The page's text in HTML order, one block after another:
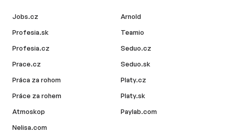
Jobs.cz
Profesia.sk
Profesia.cz
Prace.cz
Práca za rohom
Práce za rohem
Atmoskop
Nelisa.com
Arnold
Teamio
Seduo.cz
Seduo.sk
Platy.cz
Platy.sk
Paylab.com